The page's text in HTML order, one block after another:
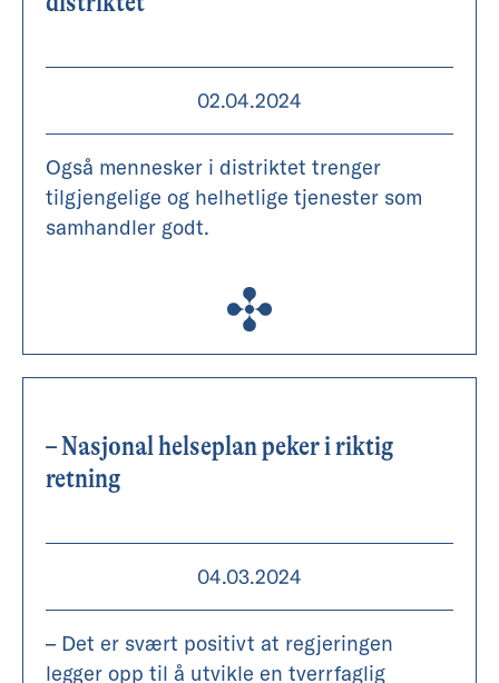
02.04.2024
Også mennesker i distriktet trenger
tilgjengelige og helhetlige tjenester som
samhandler godt.
– Nasjonal helseplan peker i riktig
retning
04.03.2024
– Det er svært positivt at regjeringen
legger opp til å utvikle en tverrfaglig